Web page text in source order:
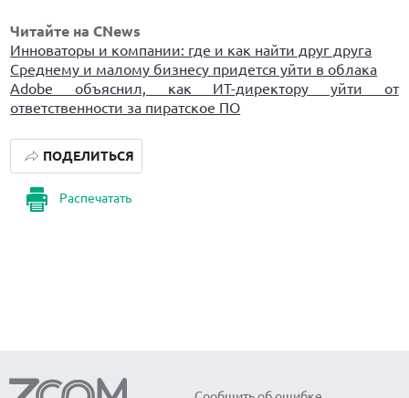
Читайте на CNews
Инноваторы и компании: где и как найти друг друга
Среднему и малому бизнесу придется уйти в облака
Adobe объяснил, как ИТ-директору уйти от
ответственности за пиратское ПО
Распечатать
ПОДЕЛИТЬСЯ